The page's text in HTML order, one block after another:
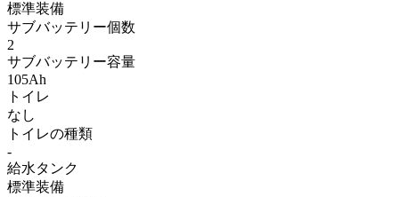
標準装備
サブバッテリー個数
2
サブバッテリー容量
105Ah
トイレ
なし
トイレの種類
-
給水タンク
標準装備